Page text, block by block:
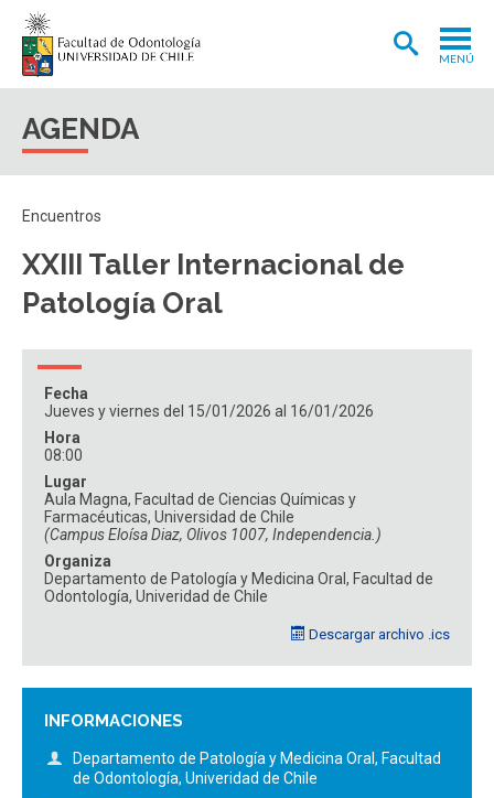
MENÚ
BIBLIOTECA
ESTUDIANTES ACADÉMICOS
FUNCIONARIOS
AGENDA
Encuentros
XXIII Taller Internacional de
Patología Oral
INFORMACIONES
Departamento de Patología y Medicina Oral, Facultad
de Odontología, Univeridad de Chile
Fecha
Jueves y viernes del 15/01/2026 al 16/01/2026
Hora
08:00
Lugar
Aula Magna, Facultad de Ciencias Químicas y
Farmacéuticas, Universidad de Chile
(Campus Eloísa Diaz, Olivos 1007, Independencia.)
Organiza
Departamento de Patología y Medicina Oral, Facultad de
Odontología, Univeridad de Chile
Descargar archivo .ics